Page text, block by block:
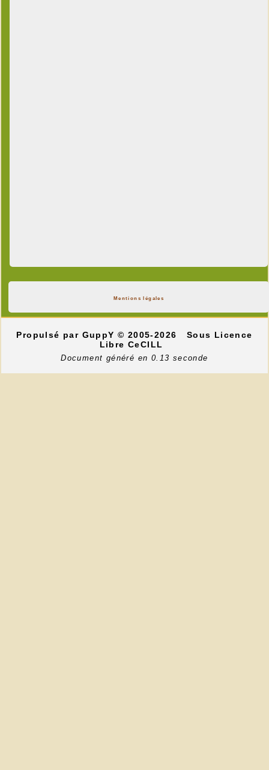
Mentions légales
Propulsé par GuppY© 2005-2026
Sous Licence
Libre CeCILL
Document généré en 0.13 seconde